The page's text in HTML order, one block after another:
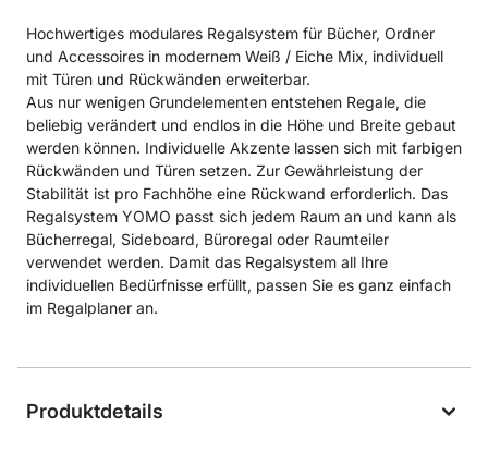
Hochwertiges modulares Regalsystem für Bücher, Ordner
und Accessoires in modernem Weiß / Eiche Mix, individuell
mit Türen und Rückwänden erweiterbar.
Aus nur wenigen Grundelementen entstehen Regale, die
beliebig verändert und endlos in die Höhe und Breite gebaut
werden können. Individuelle Akzente lassen sich mit farbigen
Rückwänden und Türen setzen. Zur Gewährleistung der
Stabilität ist pro Fachhöhe eine Rückwand erforderlich. Das
Regalsystem YOMO passt sich jedem Raum an und kann als
Bücherregal, Sideboard, Büroregal oder Raumteiler
verwendet werden. Damit das Regalsystem all Ihre
individuellen Bedürfnisse erfüllt, passen Sie es ganz einfach
im Regalplaner an.
Produktdetails